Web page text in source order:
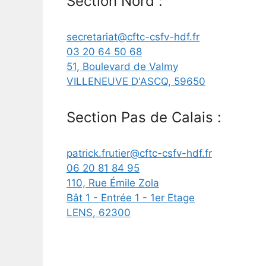
secretariat@cftc-csfv-hdf.fr
03 20 64 50 68
51, Boulevard de Valmy
VILLENEUVE D'ASCQ, 59650
Section Pas de Calais :
patrick.frutier@cftc-csfv-hdf.fr
06 20 81 84 95
110, Rue Émile Zola
Bât 1 - Entrée 1 - 1er Etage
LENS, 62300